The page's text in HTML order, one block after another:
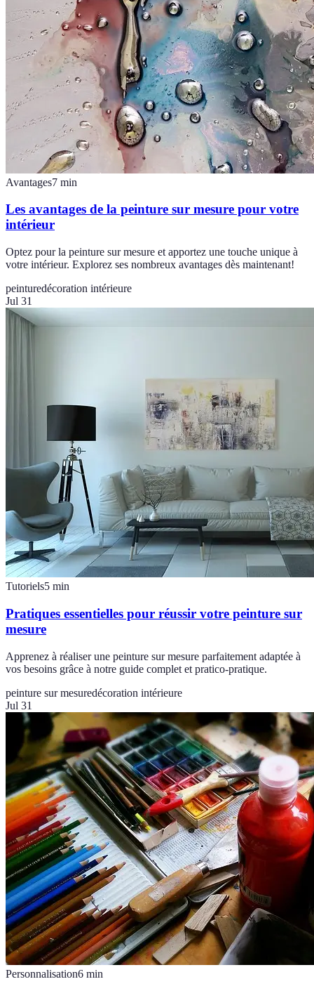
Avantages7 min
Les avantages de la peinture sur mesure pour votre
intérieur
Optez pour la peinture sur mesure et apportez une touche unique à
votre intérieur. Explorez ses nombreux avantages dès maintenant!
peinturedécoration intérieure
Jul 31
Tutoriels5 min
Pratiques essentielles pour réussir votre peinture sur
mesure
Apprenez à réaliser une peinture sur mesure parfaitement adaptée à
vos besoins grâce à notre guide complet et pratico-pratique.
peinture sur mesuredécoration intérieure
Jul 31
Personnalisation6 min